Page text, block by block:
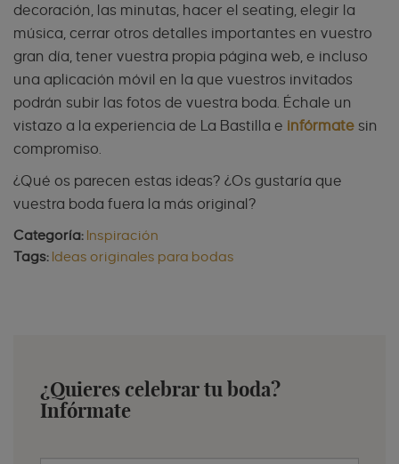
decoración, las minutas, hacer el seating, elegir la
música, cerrar otros detalles importantes en vuestro
gran día, tener vuestra propia página web, e incluso
una aplicación móvil en la que vuestros invitados
podrán subir las fotos de vuestra boda. Échale un
vistazo a la experiencia de La Bastilla e infórmate sin
compromiso.
¿Qué os parecen estas ideas? ¿Os gustaría que
vuestra boda fuera la más original?
Categoría: Inspiración
Tags: Ideas originales para bodas
¿Quieres celebrar tu boda?
Infórmate